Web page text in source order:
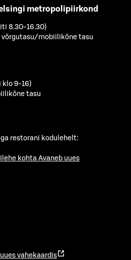
metropolipiirkond
8.30-16.30)
võrgutasu/mobiilikõne tasu
klo 9-16)
tasu
restorani kodulehelt:
kohta Avaneb uues
vahekaardis